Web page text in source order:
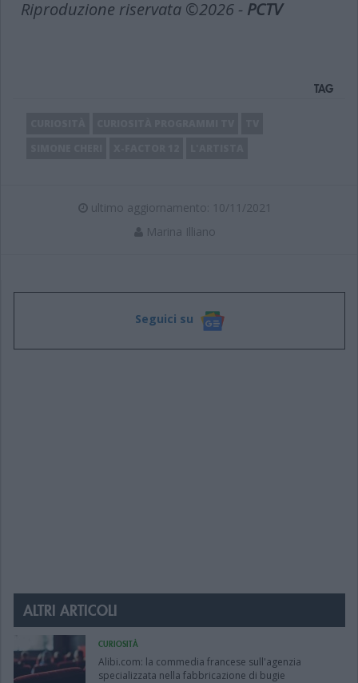
Riproduzione riservata ©2026 - PCTV
TAG
ultimo aggiornamento: 10/11/2021
Marina Illiano
Seguici su
ALTRI ARTICOLI
CURIOSITÀ
Alibi.com: la commedia francese sull'agenzia
specializzata nella fabbricazione di bugie